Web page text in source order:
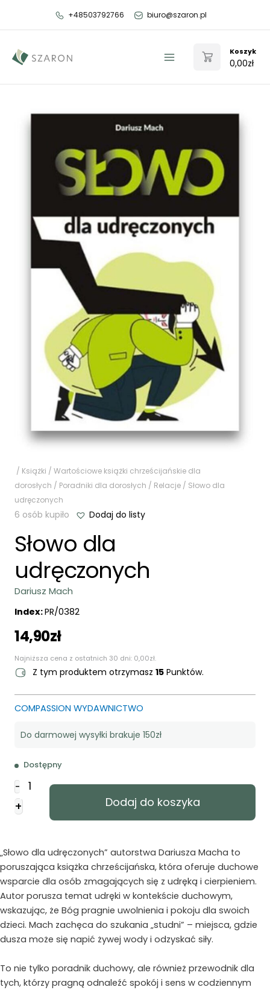
+48503792766 biuro@szaron.pl
Menu
Koszyk
0,00zł
/ Książki / Wartościowe książki chrześcijańskie dla
dorosłych / Poradniki dla dorosłych / Relacje / Słowo dla
udręczonych
6 osób kupiło Dodaj do listy
Słowo dla
udręczonych
Dariusz Mach
Index:PR/0382
14,90zł
Najniższa cena z ostatnich 30 dni: 0,00zł.
Z tym produktem otrzymasz 15 Punktów.
COMPASSION WYDAWNICTWO
Do darmowej wysyłki brakuje 150zł
Dostępny
-
ilość
Słowo
dla
udręczonych
+ Dodaj do koszyka
„Słowo dla udręczonych” autorstwa Dariusza Macha to
poruszająca książka chrześcijańska, która oferuje duchowe
wsparcie dla osób zmagających się z udręką i cierpieniem.
Autor porusza temat udręki w kontekście duchowym,
wskazując, że Bóg pragnie uwolnienia i pokoju dla swoich
dzieci. Mach zachęca do szukania „studni” – miejsca, gdzie
dusza może się napić żywej wody i odzyskać siły.
To nie tylko poradnik duchowy, ale również przewodnik dla
tych, którzy pragną odnaleźć spokój i sens w codziennym